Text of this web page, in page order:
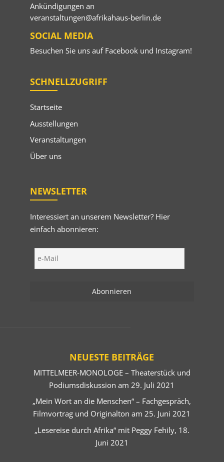
Ankündigungen an
veranstaltungen@afrikahaus-berlin.de
SOCIAL MEDIA
Besuchen Sie uns auf Facebookund Instagram!
SCHNELLZUGRIFF
Startseite
Ausstellungen
Veranstaltungen
Über uns
NEWSLETTER
Interessiert an unserem Newsletter? Hier
einfach abonnieren:
NEUESTE BEITRÄGE
MITTELMEER-MONOLOGE – Theaterstück und
Podiumsdiskussion am 29. Juli 2021
„Mein Wort an die Menschen“ – Fachgespräch,
Filmvortrag und Originalton am 25. Juni 2021
„Lesereise durch Afrika“ mit Peggy Fehily, 18.
Juni 2021